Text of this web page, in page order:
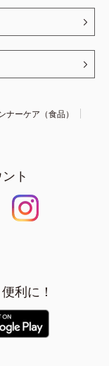
ナーケア（食品）
ト
利に！